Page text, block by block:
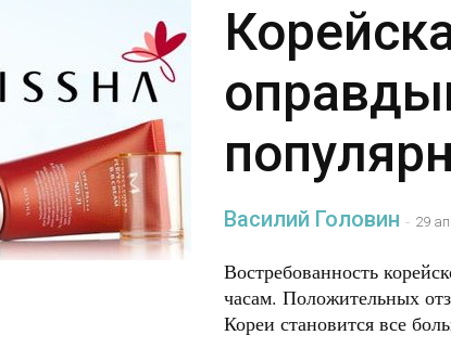
Василий Головин - 29
Востребованность
часам. Положительных
Кореи становится все